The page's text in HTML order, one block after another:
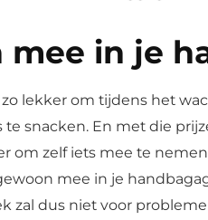
mee in je
zo lekker om tijdens het
te snacken. En met die
om zelf iets mee te
mee in je
zal dus niet voor